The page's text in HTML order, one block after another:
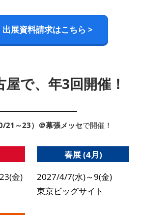
出展資料請求はこちら >
で、年3回開催！
21～23）＠幕張メッセで開催！
金)
春展 (4月)
2027/4/7(水)～9(金)
東京ビッグサイト